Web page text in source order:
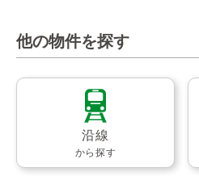
他の物件を探す
沿線
から探す